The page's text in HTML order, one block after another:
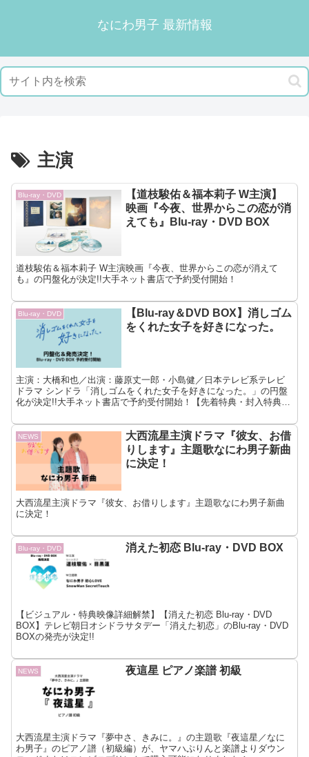
なにわ男子 最新情報
主演
Blu-ray・DVD
【道枝駿佑＆福本莉子 W主演】
映画『今夜、世界からこの恋が消
えても』Blu-ray・DVD BOX
道枝駿佑＆福本莉子 W主演映画『今夜、世界からこの恋が消えて
も』の円盤化が決定!!大手ネット書店で予約受付開始！
Blu-ray・DVD
【Blu-ray＆DVD BOX】消しゴム
をくれた女子を好きになった。
主演：大橋和也／出演：藤原丈一郎・小島健／日本テレビ系テレビ
ドラマ シンドラ「消しゴムをくれた女子を好きになった。」の円盤
化が決定!!大手ネット書店で予約受付開始！【先着特典・封入特典・
NEWS
大西流星主演ドラマ『彼女、お借
りします』主題歌なにわ男子新曲
に決定！
大西流星主演ドラマ『彼女、お借りします』主題歌なにわ男子新曲
に決定！
Blu-ray・DVD 消えた初恋 Blu-ray・DVD BOX
【ビジュアル・特典映像詳細解禁】【消えた初恋 Blu-ray・DVD
BOX】テレビ朝日オシドラサタデー「消えた初恋」のBlu-ray・DVD
BOXの発売が決定!!
NEWS 夜這星 ピアノ楽譜 初級
大西流星主演ドラマ『夢中さ、きみに。』の主題歌『夜這星／なに
わ男子』のピアノ譜（初級編）が、ヤマハぷりんと楽譜よりダウン